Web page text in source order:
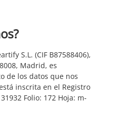
S.L. (CIF B87588406),
Madrid, es
de los datos que nos
inscrita en el Registro
Folio: 172 Hoja: m-